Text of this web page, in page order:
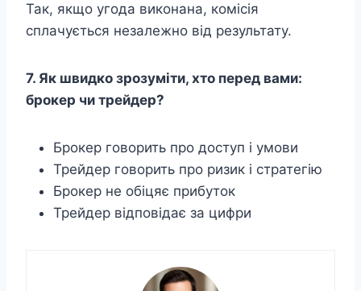
Так, якщо угода виконана, комісія
сплачується незалежно від результату.
7. Як швидко зрозуміти, хто перед вами:
брокер чи трейдер?
Брокер говорить про доступ і умови
Трейдер говорить про ризик і стратегію
Брокер не обіцяє прибуток
Трейдер відповідає за цифри